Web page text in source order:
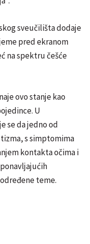
sveučilišta dodaje
pred ekranom
na spektru češće
ovo stanje kao
U
se da jedno od
s simptomima
kontakta očima i
teme.